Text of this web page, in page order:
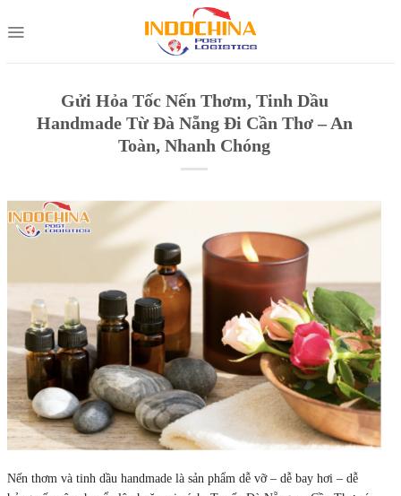
to
Gửi Hỏa Tốc Nến Thơm, Tinh Dầu
Handmade Từ Đà Nẵng Đi Cần Thơ – An
Toàn, Nhanh Chóng
Nến thơm và tinh dầu handmade là sản phẩm dễ vỡ – dễ bay hơi – dễ